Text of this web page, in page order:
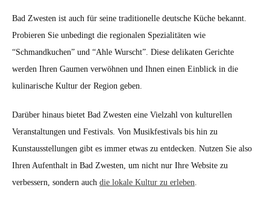
Bad Zwesten ist auch für seine traditionelle deutsche Küche bekannt.
Probieren Sie unbedingt die regionalen Spezialitäten wie
“Schmandkuchen” und “Ahle Wurscht”. Diese delikaten Gerichte
werden Ihren Gaumen verwöhnen und Ihnen einen Einblick in die
kulinarische Kultur der Region geben.
Darüber hinaus bietet Bad Zwesten eine Vielzahl von kulturellen
Veranstaltungen und Festivals. Von Musikfestivals bis hin zu
Kunstausstellungen gibt es immer etwas zu entdecken. Nutzen Sie also
Ihren Aufenthalt in Bad Zwesten, um nicht nur Ihre Website zu
verbessern, sondern auch die lokale Kultur zu erleben